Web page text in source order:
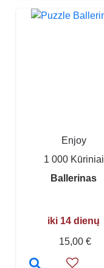
Enjoy
1 000 Kūriniai
Ballerinas
iki 14 dienų
15,00 €